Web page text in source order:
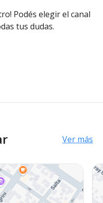
Podés elegir el canal
tus dudas.
Ver más